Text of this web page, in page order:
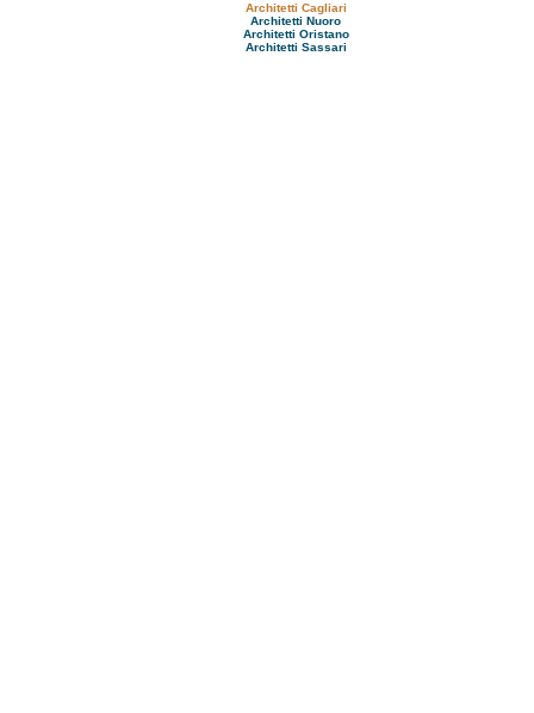
Architetti Cagliari
Architetti Nuoro
Architetti Oristano
Architetti Sassari